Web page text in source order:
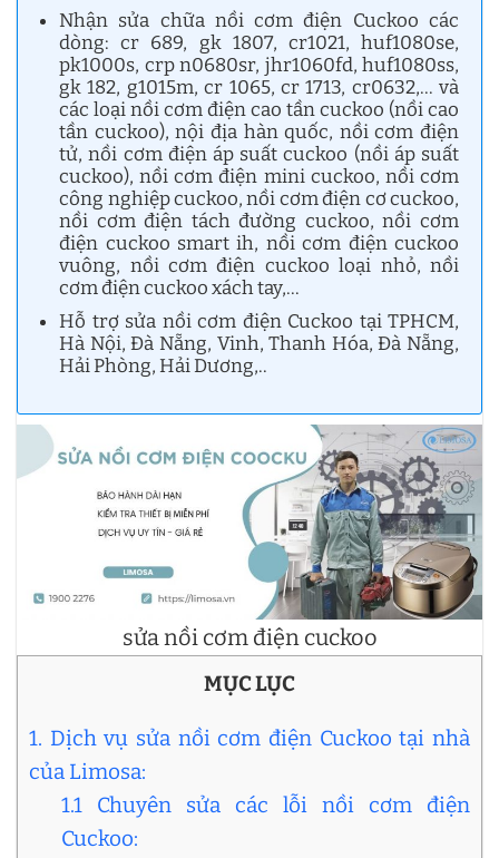
Nhận sửa chữa nồi cơm điện Cuckoo các
dòng: cr 689, gk 1807, cr1021, huf1080se,
pk1000s, crp n0680sr, jhr1060fd, huf1080ss,
gk 182, g1015m, cr 1065, cr 1713, cr0632,… và
các loại nồi cơm điện cao tần cuckoo (nồi cao
tần cuckoo), nội địa hàn quốc, nồi cơm điện
tử, nồi cơm điện áp suất cuckoo (nồi áp suất
cuckoo), nồi cơm điện mini cuckoo, nồi cơm
công nghiệp cuckoo, nồi cơm điện cơ cuckoo,
nồi cơm điện tách đường cuckoo, nồi cơm
điện cuckoo smart ih, nồi cơm điện cuckoo
vuông, nồi cơm điện cuckoo loại nhỏ, nồi
cơm điện cuckoo xách tay,…
Hỗ trợ sửa nồi cơm điện Cuckoo tại TPHCM,
Hà Nội, Đà Nẵng, Vinh, Thanh Hóa, Đà Nẵng,
Hải Phòng, Hải Dương,..
sửa nồi cơm điện cuckoo
MỤC LỤC
1. Dịch vụ sửa nồi cơm điện Cuckoo tại nhà
của Limosa:
1.1 Chuyên sửa các lỗi nồi cơm điện
Cuckoo: